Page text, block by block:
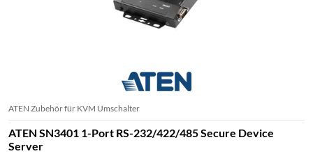
ATEN Zubehör für KVM Umschalter
ATEN SN3401 1-Port RS-232/422/485 Secure Device
Server